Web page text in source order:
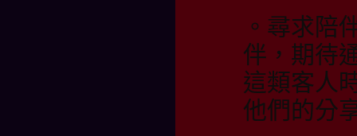
。尋求陪
伴，期待
這類客人
他們的分